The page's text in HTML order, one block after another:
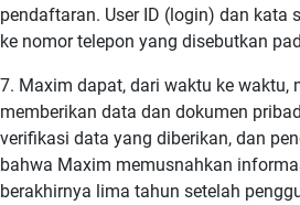
pendaftaran. User ID (login) dan kata
ke nomor telepon yang disebutkan
7. Maxim dapat, dari waktu ke waktu,
memberikan data dan dokumen
verifikasi data yang diberikan, dan
bahwa Maxim memusnahkan
berakhirnya lima tahun setelah